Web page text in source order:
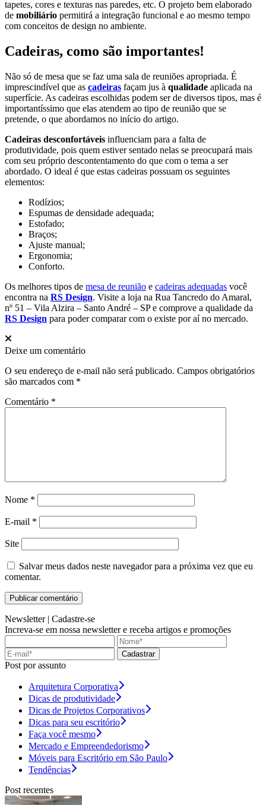
tapetes, cores e texturas nas paredes, etc. O projeto bem elaborado
de mobiliário permitirá a integração funcional e ao mesmo tempo
com conceitos de design no ambiente.
Cadeiras, como são importantes!
Não só de mesa que se faz uma sala de reuniões apropriada. É
imprescindível que as cadeiras façam jus à qualidade aplicada na
superfície. As cadeiras escolhidas podem ser de diversos tipos, mas é
importantíssimo que elas atendem ao tipo de reunião que se
pretende, o que abordamos no início do artigo.
Cadeiras desconfortáveis influenciam para a falta de
produtividade, pois quem estiver sentado nelas se preocupará mais
com seu próprio descontentamento do que com o tema a ser
abordado. O ideal é que estas cadeiras possuam os seguintes
elementos:
Rodízios;
Espumas de densidade adequada;
Estofado;
Braços;
Ajuste manual;
Ergonomia;
Conforto.
Os melhores tipos de mesa de reunião e cadeiras adequadas você
encontra na RS Design. Visite a loja na Rua Tancredo do Amaral,
nº 51 – Vila Alzira – Santo André – SP e comprove a qualidade da
RS Design para poder comparar com o existe por aí no mercado.
Deixe um comentário
O seu endereço de e-mail não será publicado. Campos obrigatórios
são marcados com *
Comentário *
Nome *
E-mail *
Site
Salvar meus dados neste navegador para a próxima vez que eu
comentar.
Newsletter | Cadastre-se
Increva-se em nossa newsletter e receba artigos e promoções
Cadastrar
Post por assunto
Arquitetura Corporativa
Dicas de produtividade
Dicas de Projetos Corporativos
Dicas para seu escritório
Faça você mesmo
Mercado e Empreendedorismo
Móveis para Escritório em São Paulo
Tendências
Post recentes